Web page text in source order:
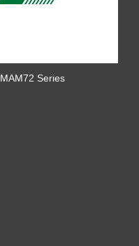
MAM72 Series